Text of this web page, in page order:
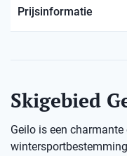
Prijsinformatie
Skigebied
Geilo is een